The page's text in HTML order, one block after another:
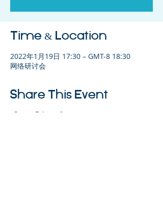
Time & Location
2022年1月19日 17:30 – GMT-8 18:30
网络研讨会
Share This Event